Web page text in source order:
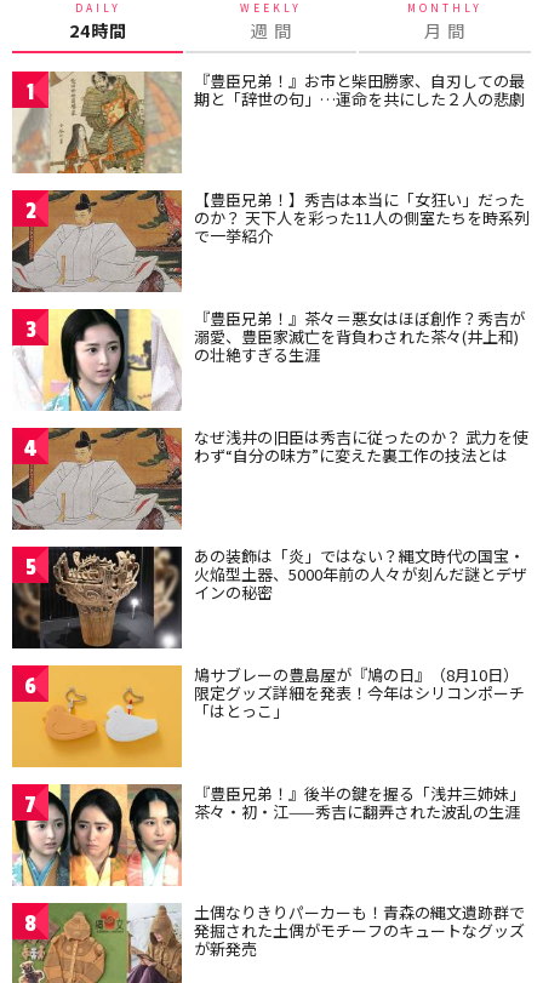
DAILY
24時間
WEEKLY
週 間
MONTHLY
月 間
1 『豊臣兄弟！』お市と柴田勝家、自刃しての最
期と「辞世の句」…運命を共にした２人の悲劇
2 【豊臣兄弟！】秀吉は本当に「女狂い」だった
のか？ 天下人を彩った11人の側室たちを時系列
で一挙紹介
3 『豊臣兄弟！』茶々＝悪女はほぼ創作？秀吉が
溺愛、豊臣家滅亡を背負わされた茶々(井上和)
の壮絶すぎる生涯
4 なぜ浅井の旧臣は秀吉に従ったのか？ 武力を使
わず“自分の味方”に変えた裏工作の技法とは
5 あの装飾は「炎」ではない？縄文時代の国宝・
火焔型土器、5000年前の人々が刻んだ謎とデザ
インの秘密
6 鳩サブレーの豊島屋が『鳩の日』（8月10日）
限定グッズ詳細を発表！今年はシリコンポーチ
「はとっこ」
7 『豊臣兄弟！』後半の鍵を握る「浅井三姉妹」
茶々・初・江——秀吉に翻弄された波乱の生涯
8 土偶なりきりパーカーも！青森の縄文遺跡群で
発掘された土偶がモチーフのキュートなグッズ
が新発売